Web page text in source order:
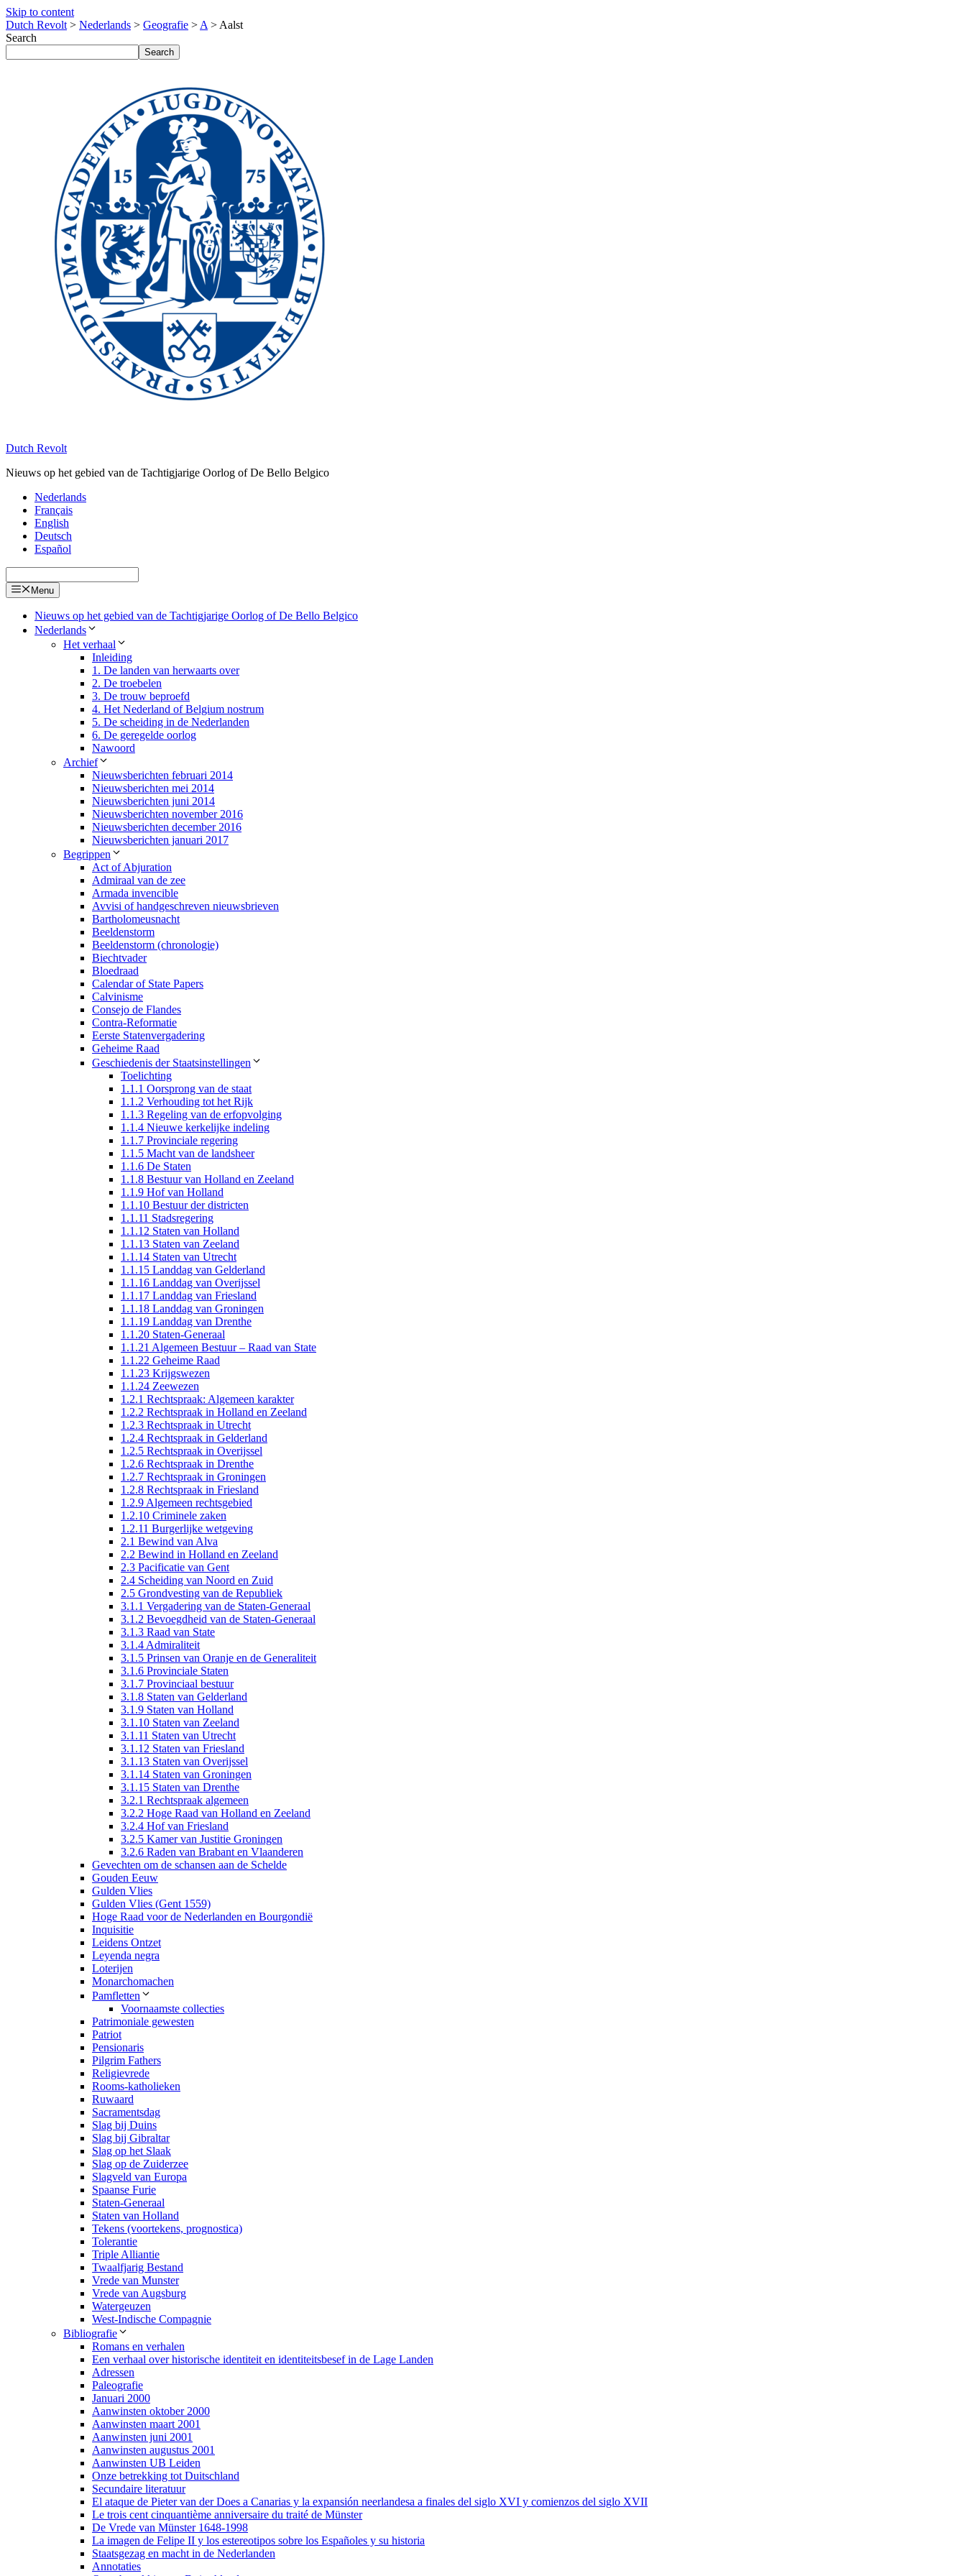
Skip to content
Dutch Revolt > Nederlands > Geografie > A > Aalst
Search
Search
Dutch Revolt
Nieuws op het gebied van de Tachtigjarige Oorlog of De Bello Belgico
Nederlands
Français
English
Deutsch
Español
Menu
Nieuws op het gebied van de Tachtigjarige Oorlog of De Bello Belgico
Nederlands
Het verhaal
Inleiding
1. De landen van herwaarts over
2. De troebelen
3. De trouw beproefd
4. Het Nederland of Belgium nostrum
5. De scheiding in de Nederlanden
6. De geregelde oorlog
Nawoord
Archief
Nieuwsberichten februari 2014
Nieuwsberichten mei 2014
Nieuwsberichten juni 2014
Nieuwsberichten november 2016
Nieuwsberichten december 2016
Nieuwsberichten januari 2017
Begrippen
Act of Abjuration
Admiraal van de zee
Armada invencible
Avvisi of handgeschreven nieuwsbrieven​
Bartholomeusnacht
Beeldenstorm
Beeldenstorm (chronologie)
Biechtvader
Bloedraad
Calendar of State Papers
Calvinisme
Consejo de Flandes
Contra-Reformatie
Eerste Statenvergadering
Geheime Raad
Geschiedenis der Staatsinstellingen
Toelichting
1.1.1 Oorsprong van de staat
1.1.2 Verhouding tot het Rijk
1.1.3 Regeling van de erfopvolging
1.1.4 Nieuwe kerkelijke indeling
1.1.7 Provinciale regering
1.1.5 Macht van de landsheer
1.1.6 De Staten
1.1.8 Bestuur van Holland en Zeeland
1.1.9 Hof van Holland
1.1.10 Bestuur der districten
1.1.11 Stadsregering
1.1.12 Staten van Holland
1.1.13 Staten van Zeeland
1.1.14 Staten van Utrecht
1.1.15 Landdag van Gelderland
1.1.16 Landdag van Overijssel
1.1.17 Landdag van Friesland
1.1.18 Landdag van Groningen
1.1.19 Landdag van Drenthe
1.1.20 Staten-Generaal
1.1.21 Algemeen Bestuur – Raad van State
1.1.22 Geheime Raad
1.1.23 Krijgswezen
1.1.24 Zeewezen
1.2.1 Rechtspraak: Algemeen karakter
1.2.2 Rechtspraak in Holland en Zeeland
1.2.3 Rechtspraak in Utrecht
1.2.4 Rechtspraak in Gelderland
1.2.5 Rechtspraak in Overijssel
1.2.6 Rechtspraak in Drenthe
1.2.7 Rechtspraak in Groningen
1.2.8 Rechtspraak in Friesland
1.2.9 Algemeen rechtsgebied
1.2.10 Criminele zaken
1.2.11 Burgerlijke wetgeving
2.1 Bewind van Alva
2.2 Bewind in Holland en Zeeland
2.3 Pacificatie van Gent
2.4 Scheiding van Noord en Zuid
2.5 Grondvesting van de Republiek
3.1.1 Vergadering van de Staten-Generaal
3.1.2 Bevoegdheid van de Staten-Generaal
3.1.3 Raad van State
3.1.4 Admiraliteit
3.1.5 Prinsen van Oranje en de Generaliteit
3.1.6 Provinciale Staten
3.1.7 Provinciaal bestuur
3.1.8 Staten van Gelderland
3.1.9 Staten van Holland
3.1.10 Staten van Zeeland
3.1.11 Staten van Utrecht
3.1.12 Staten van Friesland
3.1.13 Staten van Overijssel
3.1.14 Staten van Groningen
3.1.15 Staten van Drenthe
3.2.1 Rechtspraak algemeen
3.2.2 Hoge Raad van Holland en Zeeland
3.2.4 Hof van Friesland
3.2.5 Kamer van Justitie Groningen
3.2.6 Raden van Brabant en Vlaanderen
Gevechten om de schansen aan de Schelde
Gouden Eeuw
Gulden Vlies
Gulden Vlies (Gent 1559)
Hoge Raad voor de Nederlanden en Bourgondië
Inquisitie
Leidens Ontzet
Leyenda negra
Loterijen
Monarchomachen
Pamfletten
Voornaamste collecties
Patrimoniale gewesten
Patriot
Pensionaris
Pilgrim Fathers
Religievrede
Rooms-katholieken
Ruwaard
Sacramentsdag
Slag bij Duins
Slag bij Gibraltar
Slag op het Slaak
Slag op de Zuiderzee
Slagveld van Europa
Spaanse Furie
Staten-Generaal
Staten van Holland
Tekens (voortekens, prognostica)
Tolerantie
Triple Alliantie
Twaalfjarig Bestand
Vrede van Munster
Vrede van Augsburg
Watergeuzen
West-Indische Compagnie
Bibliografie
Romans en verhalen
Een verhaal over historische identiteit en identiteitsbesef in de Lage Landen
Adressen
Paleografie
Januari 2000
Aanwinsten oktober 2000
Aanwinsten maart 2001
Aanwinsten juni 2001
Aanwinsten augustus 2001
Aanwinsten UB Leiden
Onze betrekking tot Duitschland
Secundaire literatuur
El ataque de Pieter van der Does a Canarias y la expansión neerlandesa a finales del siglo XVI y comienzos del siglo XVII
Le trois cent cinquantième anniversaire du traité de Münster
De Vrede van Münster 1648-1998
La imagen de Felipe II y los estereotipos sobre los Españoles y su historia
Staatsgezag en macht in de Nederlanden
Annotaties